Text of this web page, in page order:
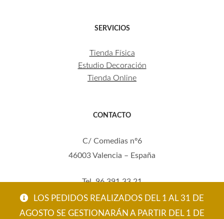
LOS PEDIDOS REALIZADOS DEL 1 AL 31 DE
AGOSTO SE GESTIONARÁN A PARTIR DEL 1 DE
SERVICIOS
Tienda Física
Estudio Decoración
Tienda Online
CONTACTO
C/ Comedias nº6
46003 Valencia – España
Tel. 96 391 33 21
Mov. 620 123 461
carola@eltallerdecarola.com